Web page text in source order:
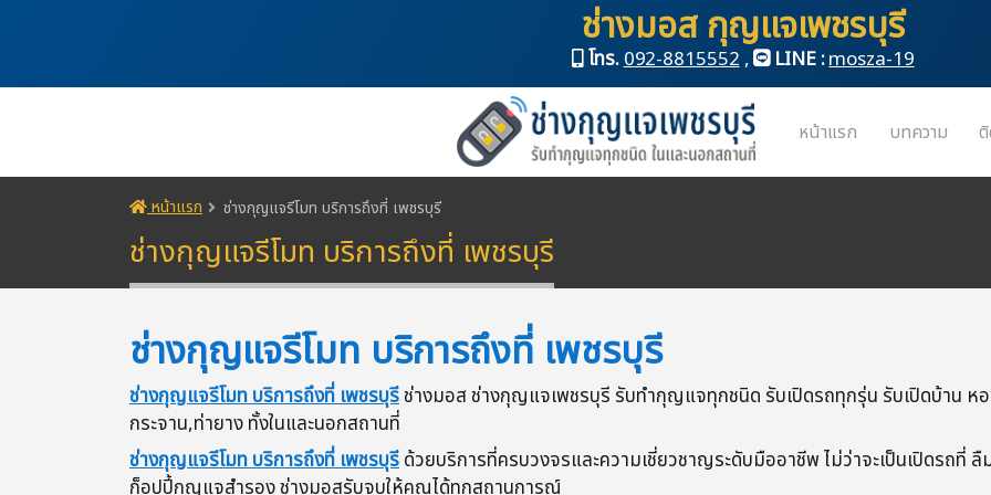
ช่างมอส กุญแจเพชรบุรี
โทร.092-8815552, LINE :mosza-19
หน้าแรก บทความ
หน้าแรก ช่างกุญแจรีโมท บริการถึงที่ เพชรบุรี
ช่างกุญแจรีโมท บริการถึงที่ เพชรบุรี
ช่างกุญแจรีโมท บริการถึงที่ เพชรบุรี
ช่างกุญแจรีโมท บริการถึงที่ เพชรบุรีช่างมอส ช่างกุญแจเพชรบุรี รับทำกุญแจทุกชนิด รับเปิดรถทุกรุ่น รับเปิดบ้าน
กระจาน,ท่ายาง ทั้งในและนอกสถานที่
ช่างกุญแจรีโมท บริการถึงที่ เพชรบุรีด้วยบริการที่ครบวงจรและความเชี่ยวชาญระดับมืออาชีพ ไม่ว่าจะเป็นเปิดรถที่
ก็อปปี้กุญแจสำรอง ช่างมอสรับจบให้คุณได้ทุกสถานการณ์